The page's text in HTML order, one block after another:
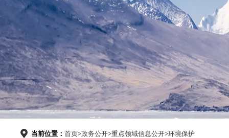
当前位置： 首页>政务公开>重点领域信息公开>环境保护